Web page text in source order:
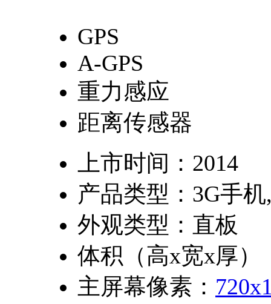
GPS
A-GPS
重力感应
距离传感器
上市时间： 2014
产品类型： 3G手
外观类型： 直板
体积（高x宽x厚）
主屏幕像素：